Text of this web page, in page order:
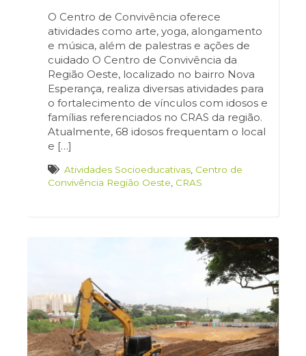
O Centro de Convivência oferece
atividades como arte, yoga, alongamento
e música, além de palestras e ações de
cuidado O Centro de Convivência da
Região Oeste, localizado no bairro Nova
Esperança, realiza diversas atividades para
o fortalecimento de vínculos com idosos e
famílias referenciados no CRAS da região.
Atualmente, 68 idosos frequentam o local
e […]
Atividades Socioeducativas Centro de
Convivência Região Oeste CRAS